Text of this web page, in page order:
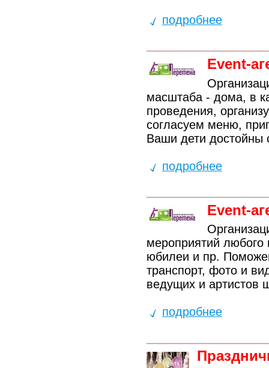
подробнее
Event-
масштаба - дома, в
проведения,
согласуем меню,
Ваши дети достойны
подробнее
Event-
мероприятий
юбилеи и пр.
транспорт, фото и
ведущих и артистов
подробнее